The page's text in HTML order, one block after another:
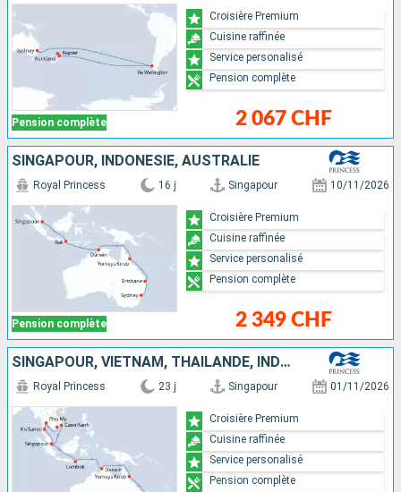
Pension complète 2 067 CHF
Croisière Premium
Cuisine raffinée
Service personalisé
Pension complète
SINGAPOUR, INDONÉSIE, AUSTRALIE
Pension complète
Royal Princess 16 j Singapour 10/11/2026
2 349 CHF
Croisière Premium
Cuisine raffinée
Service personalisé
Pension complète
SINGAPOUR, VIETNAM, THAÏLANDE, INDONÉSIE, AUSTRALIE
Royal Princess 23 j Singapour 01/11/2026
Croisière Premium
Cuisine raffinée
Service personalisé
Pension complète